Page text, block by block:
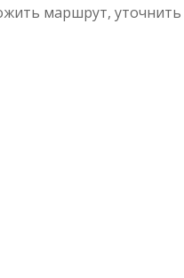
маршрут, уточнить